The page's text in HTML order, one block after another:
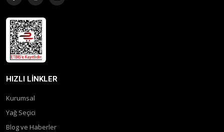
HIZLI LINKLER
Kurumsal
Yağ Seçici
Blog ve Haberler